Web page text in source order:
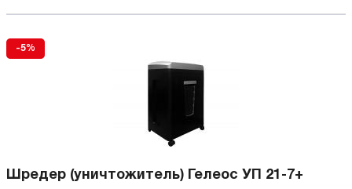
-5%
Шредер (уничтожитель) Гелеос УП 21-7+